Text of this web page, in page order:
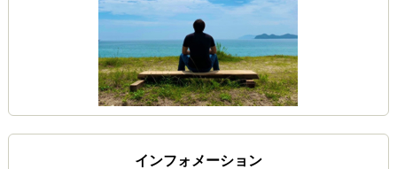
インフォメーション